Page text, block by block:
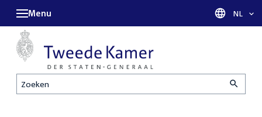
Zoeken
Menu Taal
NL